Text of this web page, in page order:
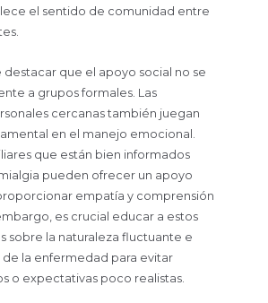
el sentido de comunidad entre
destacar que el apoyo social no se
a grupos formales. Las
cercanas también juegan
en el manejo emocional.
que están bien informados
pueden ofrecer un apoyo
empatía y comprensión
es crucial educar a estos
sobre la naturaleza fluctuante e
la enfermedad para evitar
o expectativas poco realistas.